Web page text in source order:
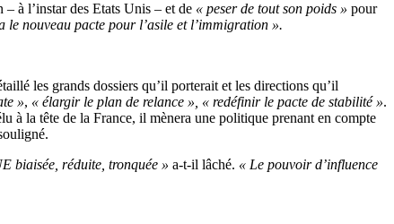
à l’instar des Etats Unis – et de « peser de tout son poids » pour
le nouveau pacte pour l’asile et l’immigration ».
les grands dossiers qu’il porterait et les directions qu’il
», « élargir le plan de relance », « redéfinir le pacte de stabilité ».
à la tête de la France, il mènera une politique prenant en compte
biaisée, réduite, tronquée » a-t-il lâché. « Le pouvoir d’influence